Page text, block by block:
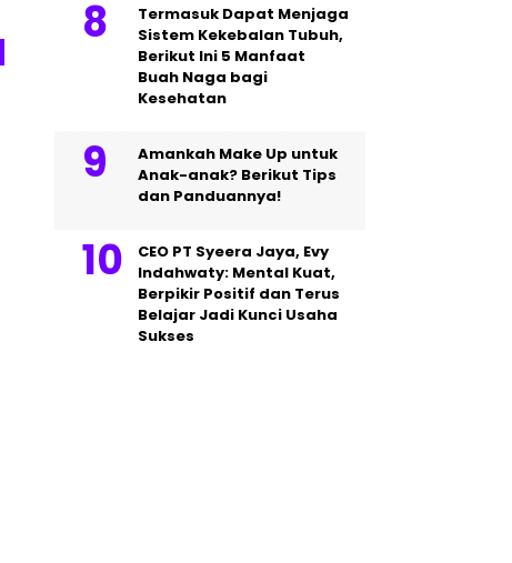
Termasuk Dapat Menjaga
Sistem Kekebalan Tubuh,
Berikut Ini 5 Manfaat
Buah Naga bagi
Kesehatan
Amankah Make Up untuk
Anak-anak? Berikut Tips
dan Panduannya!
CEO PT Syeera Jaya, Evy
Indahwaty: Mental Kuat,
Berpikir Positif dan Terus
Belajar Jadi Kunci Usaha
Sukses